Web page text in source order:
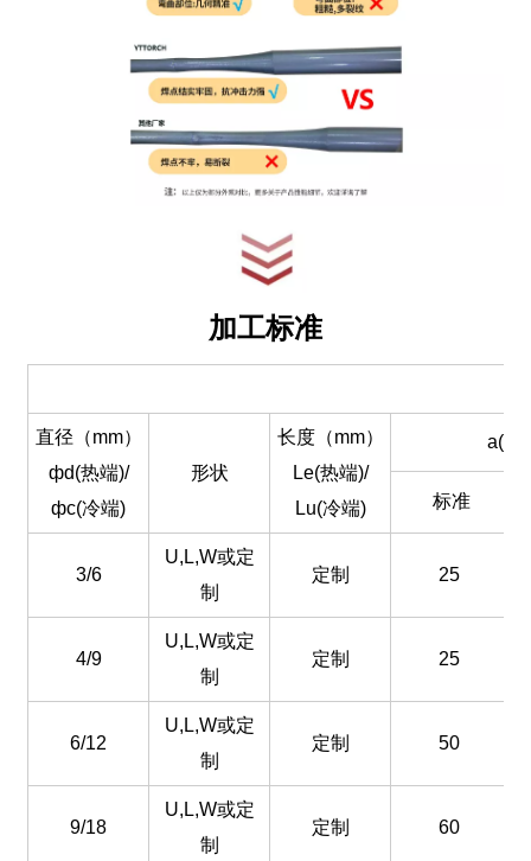
加工标准
直径（mm）
фd(热端)/
фc(冷端)
形状
长度（mm）
Le(热端)/
Lu(冷端)
标准
3/6
U,L,W或定
制
定制 25
4/9
U,L,W或定
制
定制 25
6/12
U,L,W或定
制
定制 50
9/18
U,L,W或定
制
定制 60